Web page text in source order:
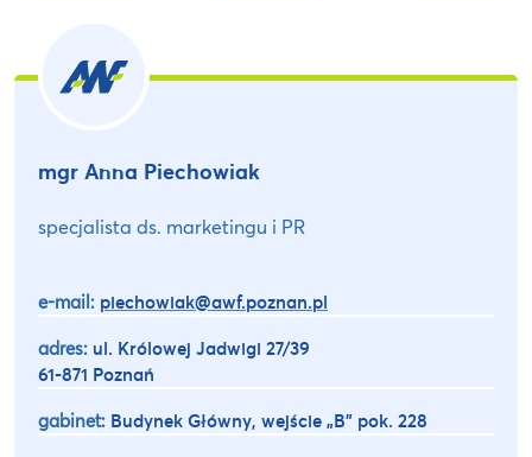
mgr Anna Piechowiak
specjalista ds. marketingu i PR
e-mail: piechowiak@awf.poznan.pl
adres: ul. Królowej Jadwigi 27/39
61-871 Poznań
gabinet: Budynek Główny, wejście „B” pok. 228